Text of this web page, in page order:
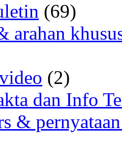
(69)
arahan
(2)
dan Info
&